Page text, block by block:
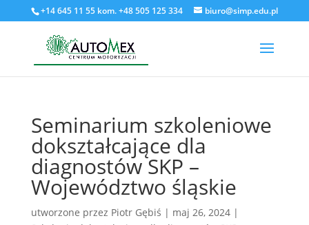
+14 645 11 55 kom. +48 505 125 334 biuro@simp.edu.pl
Seminarium szkoleniowe
dokształcające dla
diagnostów SKP –
Województwo śląskie
utworzone przez Piotr Gębiś | maj 26, 2024|